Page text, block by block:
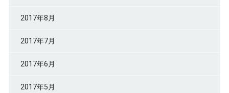
2017年8月
2017年7月
2017年6月
2017年5月